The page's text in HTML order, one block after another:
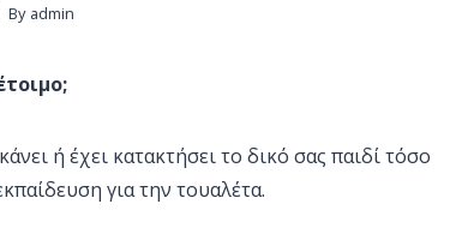
By admin
ή έχει κατακτήσει το δικό σας παιδί τόσο
για την τουαλέτα.